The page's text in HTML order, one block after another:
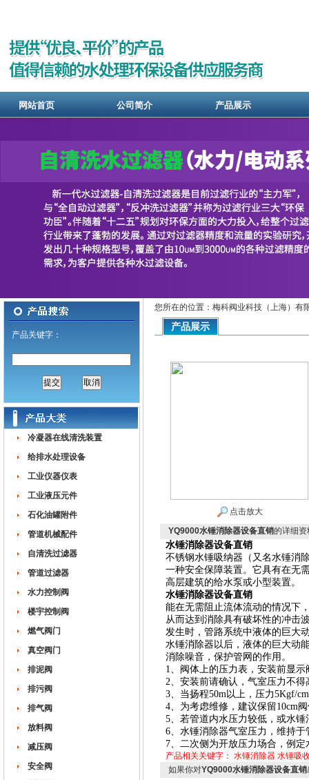
网站首页 公司简介 产品展示
产品关键字：
冷凝器在线清洗装置
给排水处理设备
工业仪器仪表
工业液压元件
石化油罐附件
管道机械配件
自清洗过滤器
管道过滤器
水力控制阀
楼宇控制阀
燃气阀门
真空阀门
排泥阀
排污阀
排气阀
放料阀
减压阀
安全阀
您所在的位置：梅科阀业科技（上海）有
产品展示
点击放大
YQ9000水锤消除器设备直销的详细资
水锤消除器设备直销
不锈钢水锤吸纳器（又名水锤消
一种安全保障装置。它具有在无
高层建筑的给水泵或小型装置。
水锤消除器设备直销
能在无需阻止流体流动的情况下
从而达到消除具有破坏性的冲击
发生时，管路系统中液体的巨大
水锤消除器以后，液体的巨大动
消除噪音，保护管网的作用。
1、阀体上的压力表，安装前显
2、安装前请确认，气室压力不得
3、当扬程50m以上，压力5Kgf/
4、为考虑维修，建议保留10cm
5、若管道内水压力较低，或水
6、水锤消除器气室压力，维持
7、二次侧为开放压力场合，例
产品相关关键字： 水锤消除器 水锤吸
如果你对YQ9000水锤消除器设备直销